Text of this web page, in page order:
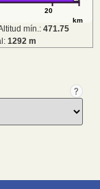
20
km
mín.: 471.75
1292 m
?